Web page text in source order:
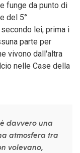
funge da punto di
del 5°
lei, prima i
parte per
vivono dall'altra
nelle Case della
davvero una
atmosfera tra
volevano,